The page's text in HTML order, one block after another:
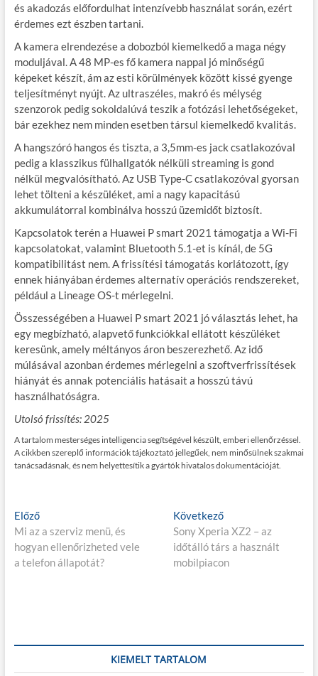
és akadozás előfordulhat intenzívebb használat során, ezért
érdemes ezt észben tartani.
A kamera elrendezése a dobozból kiemelkedő a maga négy
moduljával. A 48 MP-es fő kamera nappal jó minőségű
képeket készít, ám az esti körülmények között kissé gyenge
teljesítményt nyújt. Az ultraszéles, makró és mélység
szenzorok pedig sokoldalúvá teszik a fotózási lehetőségeket,
bár ezekhez nem minden esetben társul kiemelkedő kvalitás.
A hangszóró hangos és tiszta, a 3,5mm-es jack csatlakozóval
pedig a klasszikus fülhallgatók nélküli streaming is gond
nélkül megvalósítható. Az USB Type-C csatlakozóval gyorsan
lehet tölteni a készüléket, ami a nagy kapacitású
akkumulátorral kombinálva hosszú üzemidőt biztosít.
Kapcsolatok terén a Huawei P smart 2021 támogatja a Wi-Fi
kapcsolatokat, valamint Bluetooth 5.1-et is kínál, de 5G
kompatibilitást nem. A frissítési támogatás korlátozott, így
ennek hiányában érdemes alternatív operációs rendszereket,
például a Lineage OS-t mérlegelni.
Összességében a Huawei P smart 2021 jó választás lehet, ha
egy megbízható, alapvető funkciókkal ellátott készüléket
keresünk, amely méltányos áron beszerezhető. Az idő
múlásával azonban érdemes mérlegelni a szoftverfrissítések
hiányát és annak potenciális hatásait a hosszú távú
használhatóságra.
Utolsó frissítés: 2025
A tartalom mesterséges intelligencia segítségével készült, emberi ellenőrzéssel.
A cikkben szereplő információk tájékoztató jellegűek, nem minősülnek szakmai
tanácsadásnak, és nem helyettesítik a gyártók hivatalos dokumentációját.
Bejegyzés
navigáció
ElőzőE
l
ő
z
Mi az a szerviz menü, és
hogyan ellenőrizheted vele
a telefon állapotát?
KövetkezőK
ö
v
e
o
Sony Xperia XZ2 – az
időtálló társ a használt
mobilpiacon
KIEMELT TARTALOM